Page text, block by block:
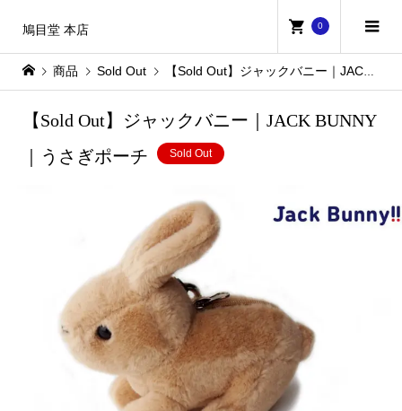
鳩目堂 本店 0
商品 Sold Out 【Sold Out】ジャックバニー｜JACK BUNNY｜うさぎポーチ
【Sold Out】ジャックバニー｜JACK BUNNY
｜うさぎポーチ
Sold Out